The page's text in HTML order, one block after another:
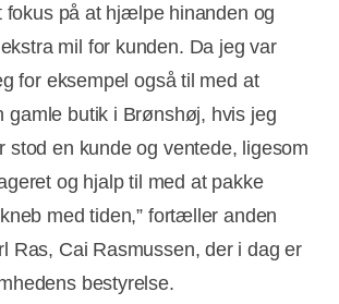
fokus på at hjælpe hinanden og
mil for kunden. Da jeg var
for eksempel også til med at
gamle butik i Brønshøj, hvis jeg
stod en kunde og ventede, ligesom
og hjalp til med at pakke
med tiden,” fortæller anden
Ras, Cai Rasmussen, der i dag er
bestyrelse.